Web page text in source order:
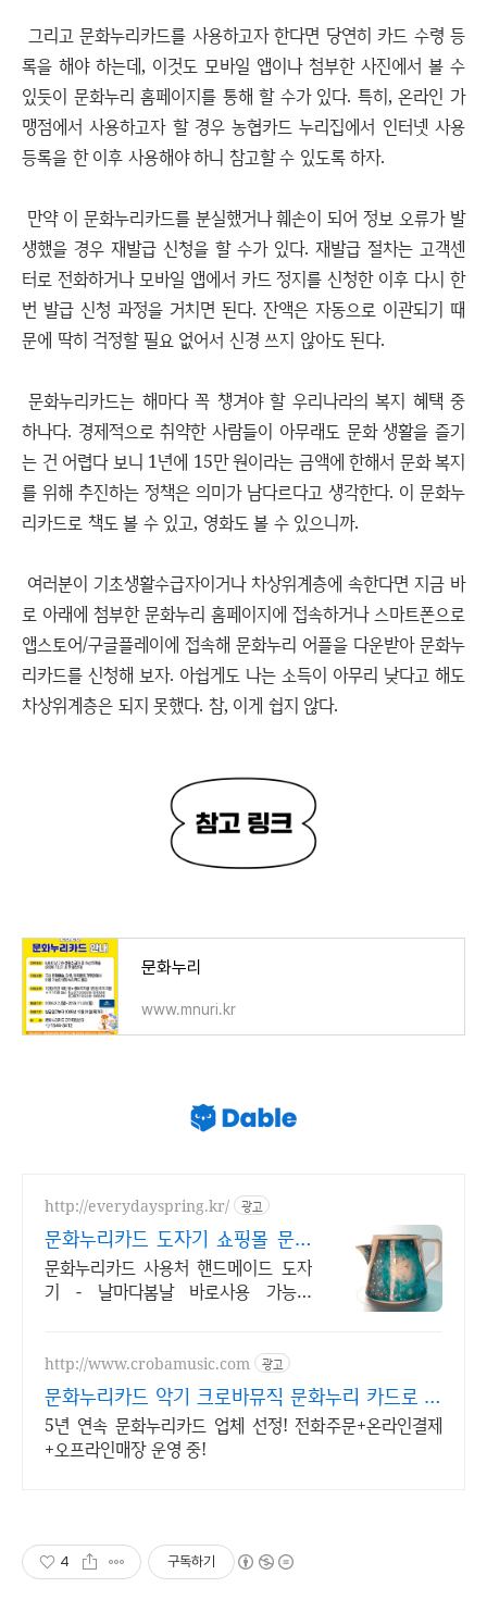
그리고 문화누리카드를 사용하고자 한다면 당연히 카드 수령 등
록을 해야 하는데, 이것도 모바일 앱이나 첨부한 사진에서 볼 수
있듯이 문화누리 홈페이지를 통해 할 수가 있다. 특히, 온라인 가
맹점에서 사용하고자 할 경우 농협카드 누리집에서 인터넷 사용
등록을 한 이후 사용해야 하니 참고할 수 있도록 하자.
만약 이 문화누리카드를 분실했거나 훼손이 되어 정보 오류가 발
생했을 경우 재발급 신청을 할 수가 있다. 재발급 절차는 고객센
터로 전화하거나 모바일 앱에서 카드 정지를 신청한 이후 다시 한
번 발급 신청 과정을 거치면 된다. 잔액은 자동으로 이관되기 때
문에 딱히 걱정할 필요 없어서 신경 쓰지 않아도 된다.
문화누리카드는 해마다 꼭 챙겨야 할 우리나라의 복지 혜택 중
하나다. 경제적으로 취약한 사람들이 아무래도 문화 생활을 즐기
는 건 어렵다 보니 1년에 15만 원이라는 금액에 한해서 문화 복지
를 위해 추진하는 정책은 의미가 남다르다고 생각한다. 이 문화누
리카드로 책도 볼 수 있고, 영화도 볼 수 있으니까.
여러분이 기초생활수급자이거나 차상위계층에 속한다면 지금 바
로 아래에 첨부한 문화누리 홈페이지에 접속하거나 스마트폰으로
앱스토어/구글플레이에 접속해 문화누리 어플을 다운받아 문화누
리카드를 신청해 보자. 아쉽게도 나는 소득이 아무리 낮다고 해도
차상위계층은 되지 못했다. 참, 이게 쉽지 않다.
문화누리
www.mnuri.kr
http://everydayspring.kr/ 광고
문화누리카드 도자기 쇼핑몰 문화
누리카드 혜택
문화누리카드 사용처 핸드메이드 도자
기 - 날마다봄날 바로사용 가능한
http://www.crobamusic.com 광고
문화누리카드 악기 크로바뮤직 문화누리 카드로 악
기 시작!
5년 연속 문화누리카드 업체 선정! 전화주문+온라인결제
+오프라인매장 운영 중!
4 구독하기